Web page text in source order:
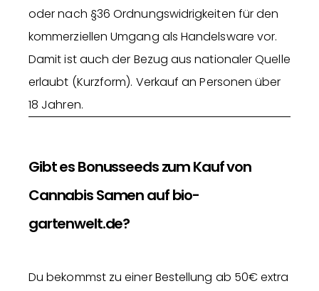
oder nach §36 Ordnungswidrigkeiten für den
kommerziellen Umgang als Handelsware vor.
Damit ist auch der Bezug aus nationaler Quelle
erlaubt (Kurzform). Verkauf an Personen über
18 Jahren.
Gibt es Bonusseeds zum Kauf von
Cannabis Samen auf bio-
gartenwelt.de?
Du bekommst zu einer Bestellung ab 50€ extra